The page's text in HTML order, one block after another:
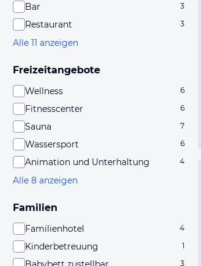
Bar 3
Restaurant 3
Alle 11 anzeigen
Freizeitangebote
Wellness 6
Fitnesscenter 6
Sauna 7
Wassersport 6
Animation und Unterhaltung 4
Alle 8 anzeigen
Familien
Familienhotel 4
Kinderbetreuung 1
3